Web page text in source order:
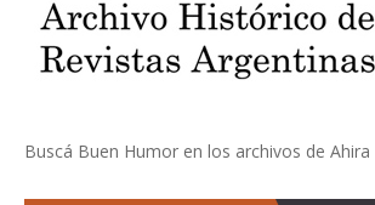
Buscá Buen Humor en los archivos de Ahira